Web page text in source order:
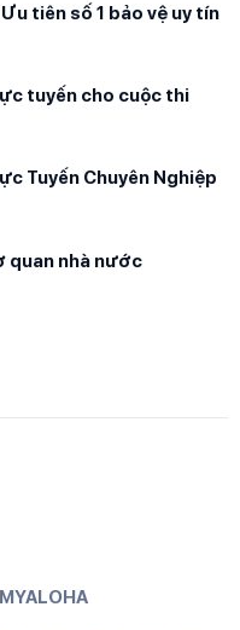
tiên số 1 bảo vệ uy tín
tuyến cho cuộc thi
Tuyến Chuyên Nghiệp
quan nhà nước